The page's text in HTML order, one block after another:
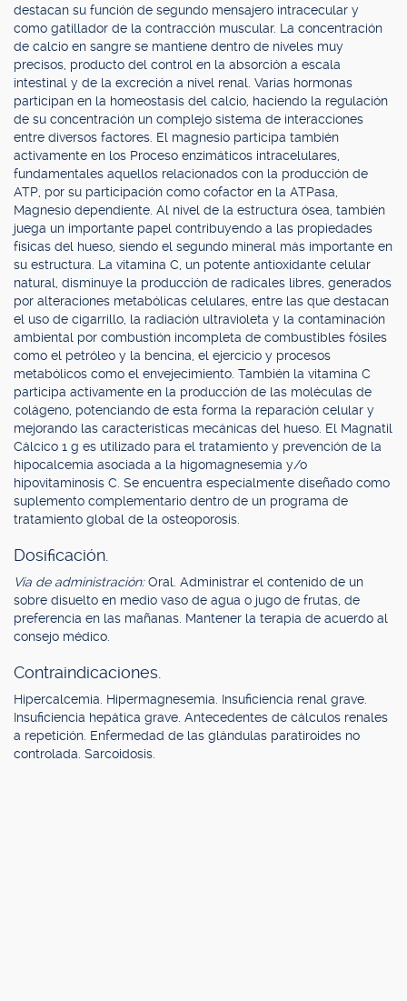
destacan su función de segundo mensajero intracecular y
como gatillador de la contracción muscular. La concentración
de calcio en sangre se mantiene dentro de niveles muy
precisos, producto del control en la absorción a escala
intestinal y de la excreción a nivel renal. Varias hormonas
participan en la homeostasis del calcio, haciendo la regulación
de su concentración un complejo sistema de interacciones
entre diversos factores. El magnesio participa también
activamente en los Proceso enzimáticos intracelulares,
fundamentales aquellos relacionados con la producción de
ATP, por su participación como cofactor en la ATPasa,
Magnesio dependiente. Al nivel de la estructura ósea, también
juega un importante papel contribuyendo a las propiedades
físicas del hueso, siendo el segundo mineral más importante en
su estructura. La vitamina C, un potente antioxidante celular
natural, disminuye la producción de radicales libres, generados
por alteraciones metabólicas celulares, entre las que destacan
el uso de cigarrillo, la radiación ultravioleta y la contaminación
ambiental por combustión incompleta de combustibles fósiles
como el petróleo y la bencina, el ejercicio y procesos
metabólicos como el envejecimiento. También la vitamina C
participa activamente en la producción de las moléculas de
colágeno, potenciando de esta forma la reparación celular y
mejorando las características mecánicas del hueso. El Magnatil
Cálcico 1 g es utilizado para el tratamiento y prevención de la
hipocalcemia asociada a la higomagnesemia y/o
hipovitaminosis C. Se encuentra especialmente diseñado como
suplemento complementario dentro de un programa de
tratamiento global de la osteoporosis.
Dosificación.
Vía de administración:Oral. Administrar el contenido de un
sobre disuelto en medio vaso de agua o jugo de frutas, de
preferencia en las mañanas. Mantener la terapia de acuerdo al
consejo médico.
Contraindicaciones.
Hipercalcemia. Hipermagnesemia. Insuficiencia renal grave.
Insuficiencia hepática grave. Antecedentes de cálculos renales
a repetición. Enfermedad de las glándulas paratiroides no
controlada. Sarcoidosis.